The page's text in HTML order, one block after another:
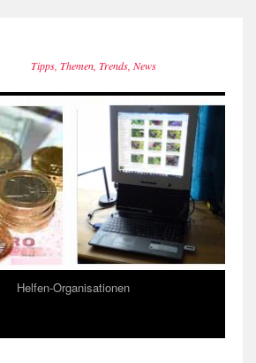
Tipps, Themen, Trends, News
Helfen-Organisationen